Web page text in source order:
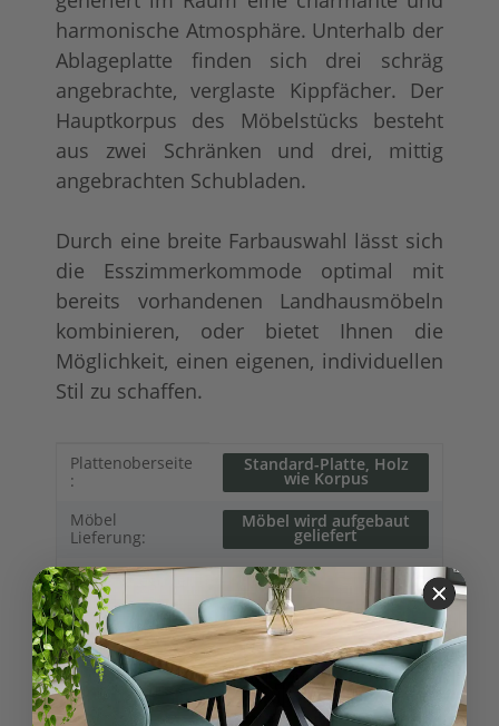
harmonische Atmosphäre. Unterhalb der
Ablageplatte finden sich drei schräg
angebrachte, verglaste Kippfächer. Der
Hauptkorpus des Möbelstücks besteht
aus zwei Schränken und drei, mittig
angebrachten Schubladen.
Durch eine breite Farbauswahl lässt sich
die Esszimmerkommode optimal mit
bereits vorhandenen Landhausmöbeln
kombinieren, oder bietet Ihnen die
Möglichkeit, einen eigenen, individuellen
Stil zu schaffen.
Produkteigenschaft
Wert
Plattenoberseite
:
Standard-Platte, Holz
wie Korpus
Möbel
Lieferung:
Möbel wird aufgebaut
geliefert
Möbelkategorie: Schränke
Möbelstil: Modern
Kollektionen
Landhausmöbel:
Hamburg